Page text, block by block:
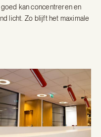
kan concentreren en
licht. Zo blijft het maximale